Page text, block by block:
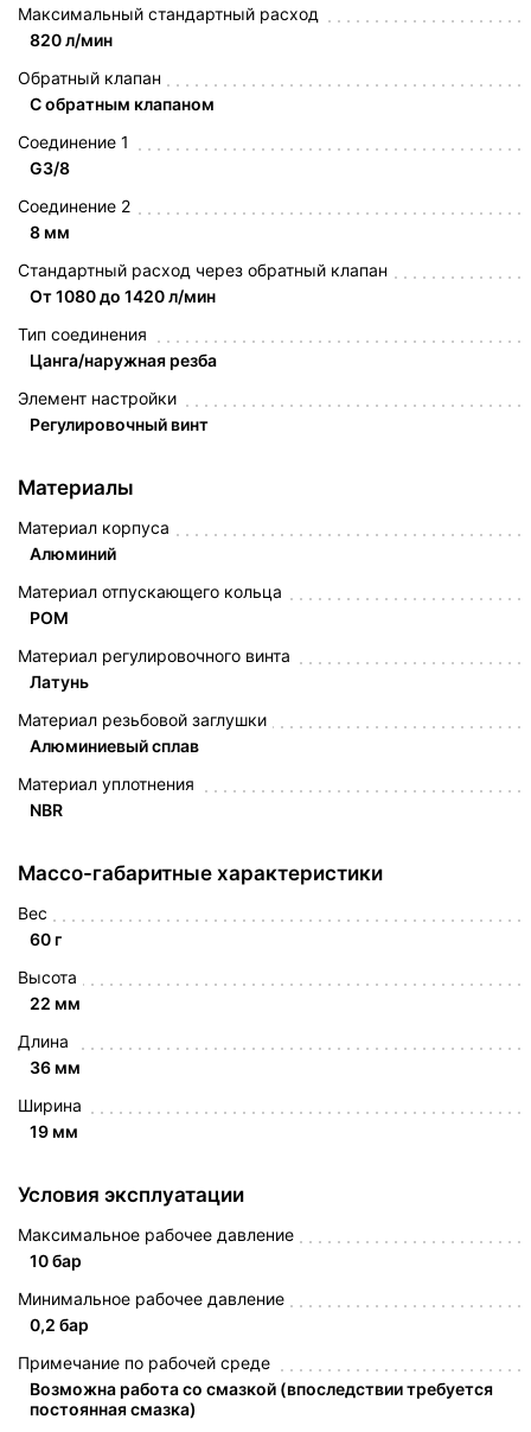
Максимальный стандартный расход
820 л/мин
Обратный клапан
С обратным клапаном
Соединение 1
G3/8
Соединение 2
8 мм
Стандартный расход через обратный клапан
От 1080 до 1420 л/мин
Тип соединения
Цанга/наружная резба
Элемент настройки
Регулировочный винт
Материалы
Материал корпуса
Алюминий
Материал отпускающего кольца
POM
Материал регулировочного винта
Латунь
Материал резьбовой заглушки
Алюминиевый сплав
Материал уплотнения
NBR
Массо-габаритные характеристики
Вес
60 г
Высота
22 мм
Длина
36 мм
Ширина
19 мм
Условия эксплуатации
Максимальное рабочее давление
10 бар
Минимальное рабочее давление
0,2 бар
Примечание по рабочей среде
Возможна работа со смазкой (впоследствии требуется
постоянная смазка)